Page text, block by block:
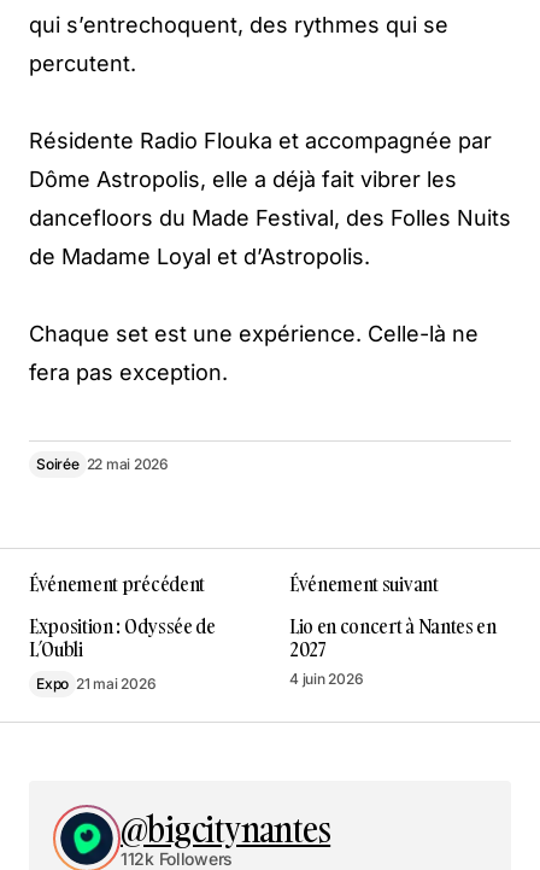
qui s’entrechoquent, des rythmes qui se
percutent.
Résidente Radio Flouka et accompagnée par
Dôme Astropolis, elle a déjà fait vibrer les
dancefloors du Made Festival, des Folles Nuits
de Madame Loyal et d’Astropolis.
Chaque set est une expérience. Celle-là ne
fera pas exception.
Soirée 22 mai 2026
Événement précédent
Exposition : Odyssée de
L’Oubli
Expo 21 mai 2026
Événement suivant
Lio en concert à Nantes en
2027
4 juin 2026
@bigcitynantes
112k Followers